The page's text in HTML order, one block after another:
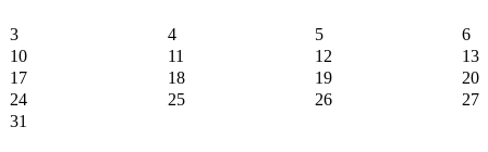
3 4 5
6
10
11 12
13
17
18 19
20
24
25 26
27
31